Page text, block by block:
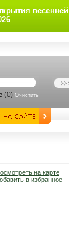
весенней
(0) Очистить
на карте
в избранное